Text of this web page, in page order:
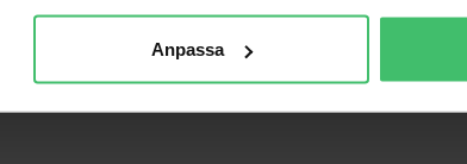
Anpassa
Fått ny motivation och inspiration för min löpning!"